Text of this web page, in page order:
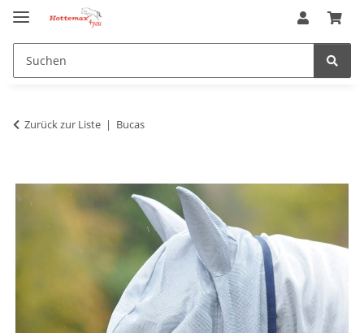
Zurück zur Liste Bucas